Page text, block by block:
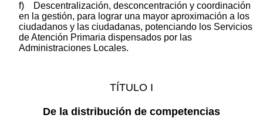
f) Descentralización, desconcentración y coordinación
en la gestión, para lograr una mayor aproximación a los
ciudadanos y las ciudadanas, potenciando los Servicios
de Atención Primaria dispensados por las
Administraciones Locales.
TÍTULO I
De la distribución de competencias